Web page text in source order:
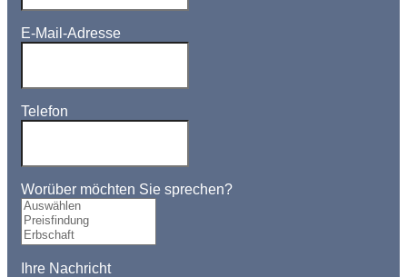
E-Mail-Adresse
Telefon
Worüber möchten Sie sprechen?
Ihre Nachricht